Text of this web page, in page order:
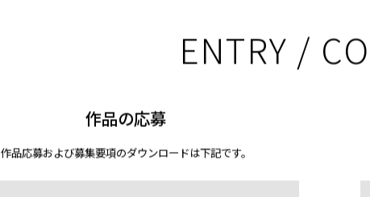
ENTRY /
作品の応募
作品応募および募集要項のダウンロードは下記です。